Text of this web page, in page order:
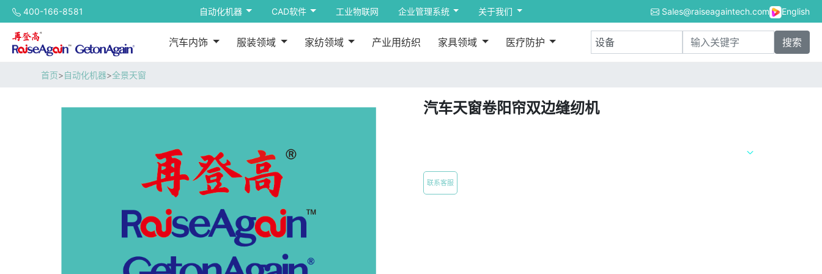
400-166-8581 自动化机器 CAD软件 工业物联网 企业管理系统 关于我们 Sales@raiseagaintech.com English
汽车内饰 服装领域 家纺领域 产业用纺织 家具领域 医疗防护
首页>自动化机器>全景天窗
汽车天窗卷阳帘双边缝纫机
联系客服